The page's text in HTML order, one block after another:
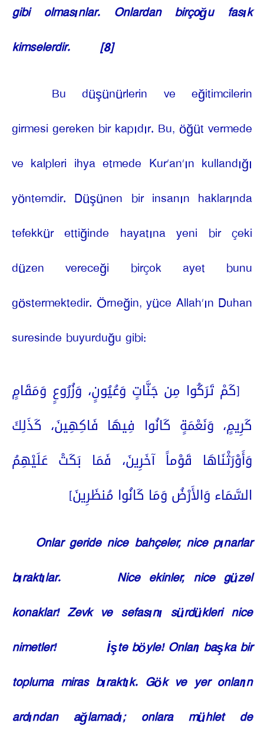
gibi olmasınlar. Onlardan birçoğu fasık
kimselerdir.
[8]
Bu düşünürlerin ve eğitimcilerin
girmesi gereken bir kapıdır. Bu, öğüt vermede
ve kalpleri ihya etmede Kur’an’ın kullandığı
yöntemdir. Düşünen bir insanın haklarında
tefekkür ettiğinde hayatına yeni bir çeki
düzen vereceği birçok ayet bunu
göstermektedir. Örneğin, yüce Allah’ın Duhan
suresinde buyurduğu gibi:
[كَمْ تَرَكُوا مِن جَنَّاتٍ وَعُيُونٍ، وَزُرُوعٍ وَمَقَامٍ
كَرِيمٍ، وَنَعْمَةٍ كَانُوا فِيهَا فَاكِهِينَ، كَذَلِكَ
وَأَوْرَثْنَاهَا قَوْماً آخَرِينَ، فَمَا بَكَتْ عَلَيْهِمُ
السَّمَاء وَالأَرْضُ وَمَا كَانُوا مُنظَرِينَ]
Onlar geride nice bahçeler, nice pınarlar
bıraktılar.
Nice ekinler, nice güzel
konaklar! Zevk ve sefasını sürdükleri nice
nimetler!
İşte böyle! Onları başka bir
topluma miras bıraktık. Gök ve yer onların
ardından ağlamadı; onlara mühlet de